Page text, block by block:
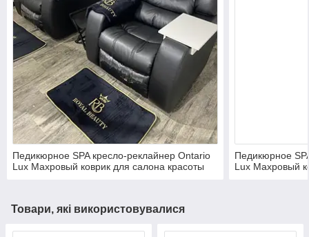
Педикюрное SPA кресло-реклайнер Ontario
Lux Махровый коврик для салона красоты
Педикюрное
Lux Махровый
Товари, які використовувалися